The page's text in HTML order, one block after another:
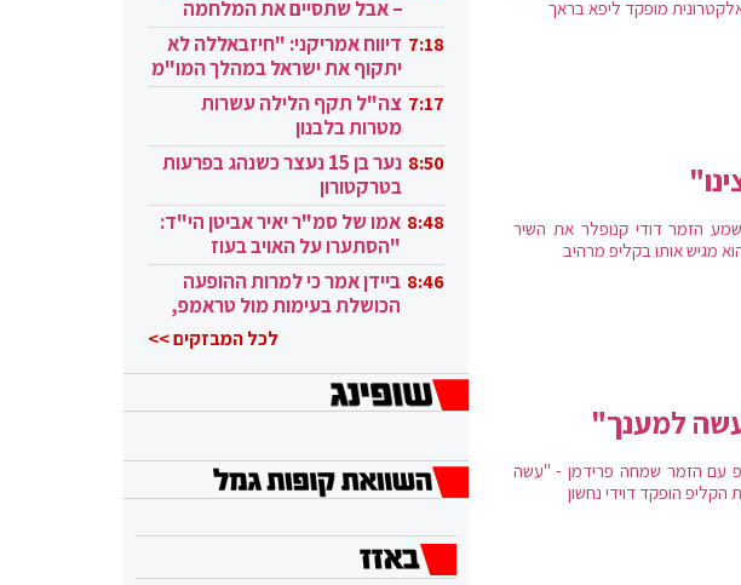
מופקד ליפא בראך
הזמר דודי קנופלר את השיר
מגיש אותו בקליפ מרהיב
למענך"
עם הזמר שמחה פרידמן - "עשה
הופקד דוידי נחשון
– אבל שתסיים את המלחמה
בעזה 7:18 דיווח אמריקני: "חיזבאללה לא
יתקוף את ישראל במהלך המו"מ
בקטאר" 7:17 צה"ל תקף הלילה עשרות
מטרות בלבנון
8:50
נער בן 15 נעצר כשנהג בפרעות
בטרקטורון
8:48 אמו של סמ"ר יאיר אביטן הי"ד:
"הסתערו על האויב בעוז
ובגבורה" 8:46 ביידן אמר כי למרות ההופעה
הכושלת בעימות מול טראמפ,
לכל המבזקים >>